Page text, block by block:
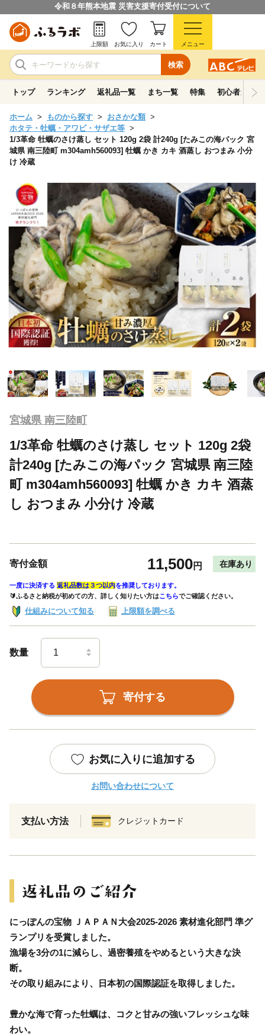
令和８年熊本地震 災害支援寄付受付について
検索
上限額 お気に入り カート メニュー
トップ ランキング 返礼品一覧 まち一覧 特集 初心者ガイド
ホーム ものから探す
おさかな類
ホタテ・牡蠣・アワビ・サザエ等
1/3革命 牡蠣のさけ蒸し セット 120g 2袋 計240g [たみこの海パック 宮
城県 南三陸町 m304amh560093] 牡蠣 かき カキ 酒蒸し おつまみ 小分
け 冷蔵
宮城県 南三陸町
1/3革命 牡蠣のさけ蒸し セット 120g 2袋
計240g [たみこの海パック 宮城県 南三陸
町 m304amh560093] 牡蠣 かき カキ 酒蒸
し おつまみ 小分け 冷蔵
寄付金額 11,500円 在庫あり
一度に決済する 返礼品数は３つ以内を推奨しております。
🔰ふるさと納税が初めての方、詳しく知りたい方はこちらでご確認ください。
仕組みについて知る 上限額を調べる
数量
寄付する
お気に入りに追加する
お問い合わせについて
支払い方法 クレジットカード
にっぽんの宝物 ＪＡＰＡＮ大会2025-2026 素材進化部門 準グ
ランプリを受賞しました。
漁場を3分の1に減らし、過密養殖をやめるという大きな決
断。
その取り組みにより、日本初の国際認証を取得しました。
豊かな海で育った牡蠣は、コクと甘みの強いフレッシュな味
わい。